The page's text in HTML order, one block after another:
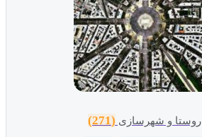
روستا و شهرسازی (271)